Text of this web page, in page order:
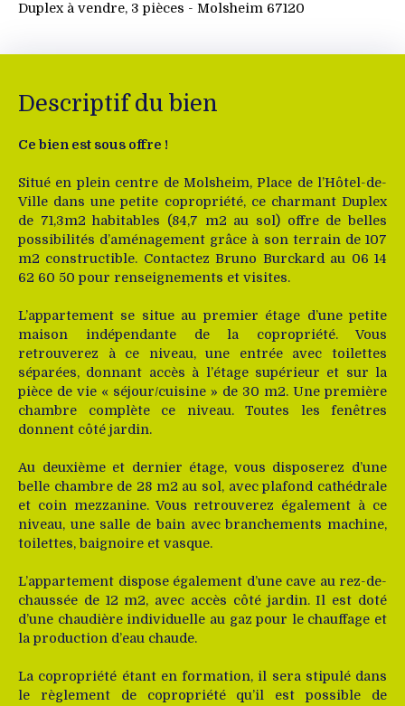
Duplex à vendre, 3 pièces - Molsheim 67120
Descriptif du bien
Ce bien est sous offre !
Situé en plein centre de Molsheim, Place de l’Hôtel-de-
Ville dans une petite copropriété, ce charmant Duplex
de 71,3m2 habitables (84,7 m2 au sol) offre de belles
possibilités d’aménagement grâce à son terrain de 107
m2 constructible. Contactez Bruno Burckard au 06 14
62 60 50 pour renseignements et visites.
L’appartement se situe au premier étage d’une petite
maison indépendante de la copropriété. Vous
retrouverez à ce niveau, une entrée avec toilettes
séparées, donnant accès à l’étage supérieur et sur la
pièce de vie « séjour/cuisine » de 30 m2. Une première
chambre complète ce niveau. Toutes les fenêtres
donnent côté jardin.
Au deuxième et dernier étage, vous disposerez d’une
belle chambre de 28 m2 au sol, avec plafond cathédrale
et coin mezzanine. Vous retrouverez également à ce
niveau, une salle de bain avec branchements machine,
toilettes, baignoire et vasque.
L’appartement dispose également d’une cave au rez-de-
chaussée de 12 m2, avec accès côté jardin. Il est doté
d’une chaudière individuelle au gaz pour le chauffage et
la production d’eau chaude.
La copropriété étant en formation, il sera stipulé dans
le règlement de copropriété qu’il est possible de